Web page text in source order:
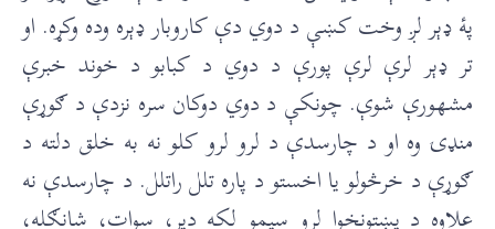
پۀ ډېر لږ وخت کښې د دوي دې کاروبار ډېره وده وکړه. او
تر ډېر لرې لرې پورې د دوي د کبابو د خوند خبرې
مشهورې شوې. چونکې د دوي دوکان سره نزدې د ګوړې
منډۍ وه او د چارسدې د لرو لرو کلو نه به خلق دلته د
ګوړې د خرڅولو يا اخستو د پاره تلل راتلل. د چارسدې نه
علاوه د پښتونخوا لرو سيمو لکه دير، سوات، شانګله،